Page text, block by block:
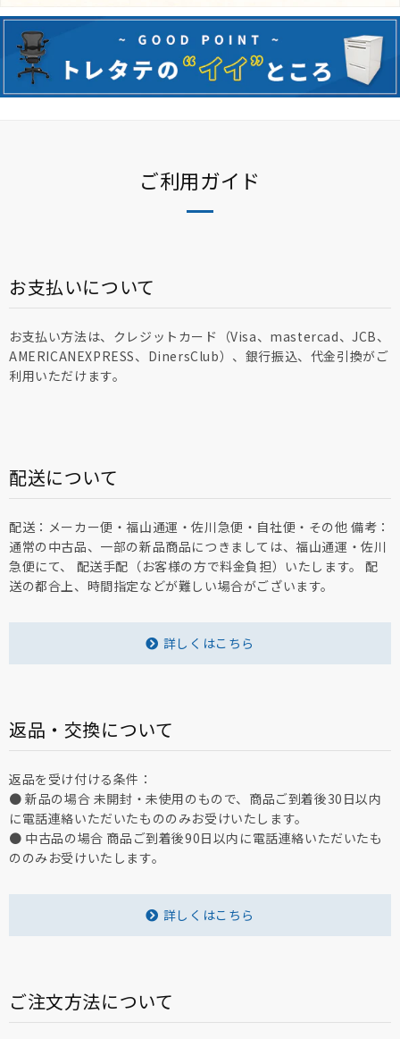
ご利用ガイド
お支払いについて
お支払い方法は、クレジットカード（Visa、mastercad、JCB、
AMERICANEXPRESS、DinersClub）、銀行振込、代金引換がご
利用いただけます。
配送について
配送：メーカー便・福山通運・佐川急便・自社便・その他 備考：
通常の中古品、一部の新品商品につきましては、福山通運・佐川
急便にて、 配送手配（お客様の方で料金負担）いたします。 配
送の都合上、時間指定などが難しい場合がございます。
詳しくはこちら
返品・交換について
返品を受け付ける条件：
● 新品の場合 未開封・未使用のもので、商品ご到着後30日以内
に電話連絡いただいたもののみお受けいたします。
● 中古品の場合 商品ご到着後90日以内に電話連絡いただいたも
ののみお受けいたします。
詳しくはこちら
ご注文方法について